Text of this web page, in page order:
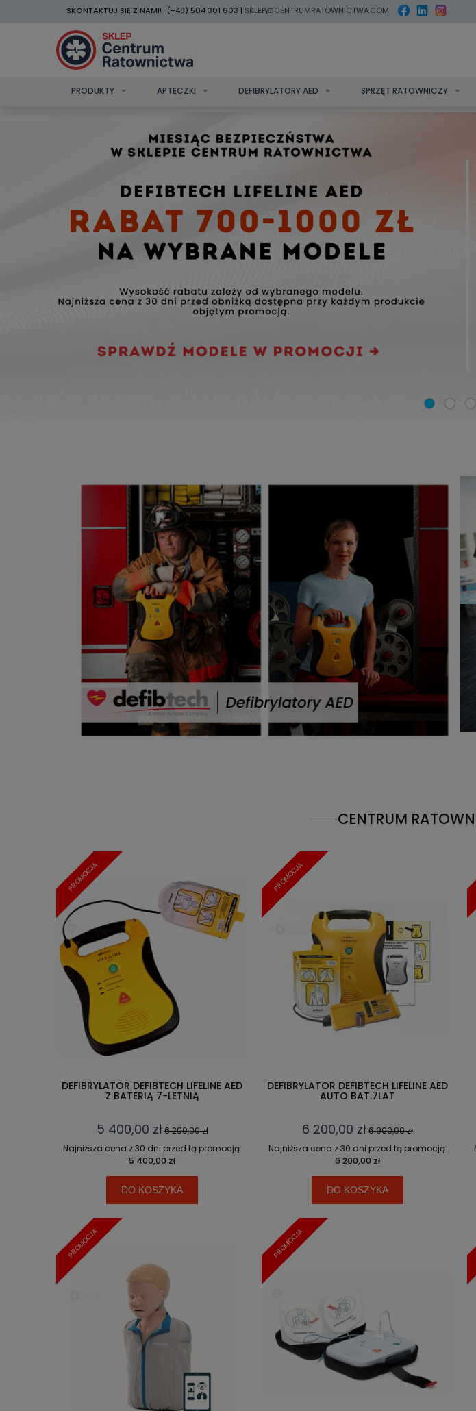
SKONTAKTUJ SIĘ Z NAMI! (+48) 504 301 603 | SKLEP@CENTRUMRATOWNICTWA.COM
PRODUKTY APTECZKI DEFIBRYLATORY AED SPRZĘT RATOWNICZY
CENTRUM
DEFIBRYLATOR DEFIBTECH LIFELINE AED
Z BATERIĄ 7-LETNIĄ
5 400,00 zł6 200,00 zł
Najniższa cena z 30 dni przed tą promocją:
5 400,00 zł
DO KOSZYKA
PROMOCJA
DEFIBRYLATOR DEFIBTECH LIFELINE AED
AUTO BAT.7LAT
6 200,00 zł6 900,00 zł
Najniższa cena z 30 dni przed tą promocją:
6 200,00 zł
DO KOSZYKA
PROMOCJA
PROMOCJA PROMOCJA